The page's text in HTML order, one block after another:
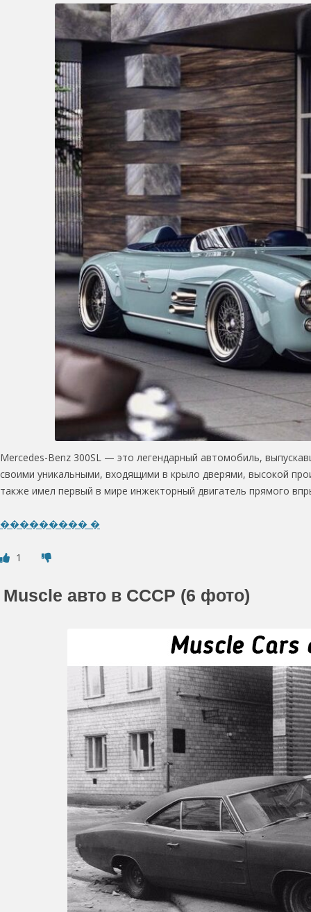
Mercedes-Benz 300SL — это легендарный автомобиль,
своими уникальными, входящими в крыло дверями, высокой
также имел первый в мире инжекторный двигатель прямого
��������� �
1
Muscle авто в СССР (6 фото)